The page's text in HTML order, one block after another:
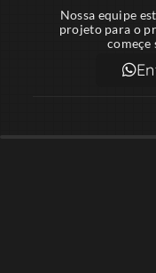
Nossa equipe
projeto para o
começe